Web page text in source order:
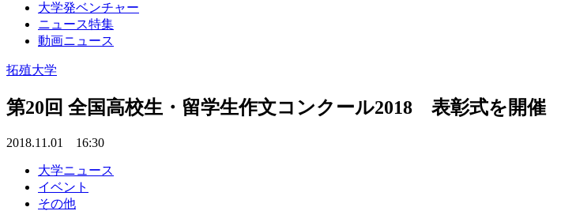
大学発ベンチャー
ニュース特集
動画ニュース
拓殖大学
第20回 全国高校生・留学生作文コンクール2018 表彰式を開催
2018.11.01 16:30
大学ニュース
イベント
その他